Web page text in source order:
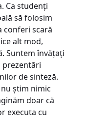
Ca studenţi
să folosim
conferi scară
alt mod,
Suntem învăţaţi
prezentări
de sinteză.
ştim nimic
doar că
executa cu